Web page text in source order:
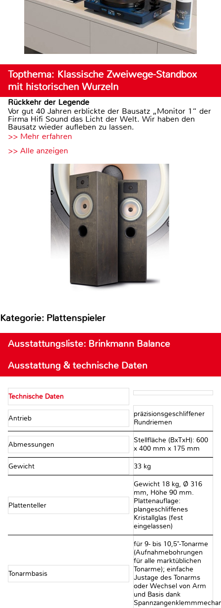
Topthema: Klassische Zweiwege-Standbox
mit historischen Wurzeln
Rückkehr der Legende
Vor gut 40 Jahren erblickte der Bausatz „Monitor 1“ der
Firma Hifi Sound das Licht der Welt. Wir haben den
Bausatz wieder aufleben zu lassen.
>> Mehr erfahren
>> Alle anzeigen
Kategorie: Plattenspieler
Ausstattungsliste: Brinkmann Balance
Ausstattung & technische Daten
Technische Daten
Antrieb
präzisionsgeschliffener
Rundriemen
Abmessungen
Stellfläche (BxTxH): 600
x 400 mm x 175 mm
Gewicht 33 kg
Plattenteller
Gewicht 18 kg, Ø 316
mm, Höhe 90 mm.
Plattenauflage:
plangeschliffenes
Kristallglas (fest
eingelassen)
Tonarmbasis
für 9- bis 10,5"-Tonarme
(Aufnahmebohrungen
für alle marktüblichen
Tonarme); einfache
Justage des Tonarms
oder Wechsel von Arm
und Basis dank